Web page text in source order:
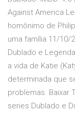
Against America
homônimo de
uma família 11/10/
Dublado e
a vida de Katie
determinada que
problemas. Baixar
series Dublado e